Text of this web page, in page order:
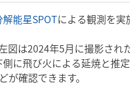
解能星SPOTによる観測を実
は2024年5月に撮影され
に飛び火による延焼と推
確認できます。